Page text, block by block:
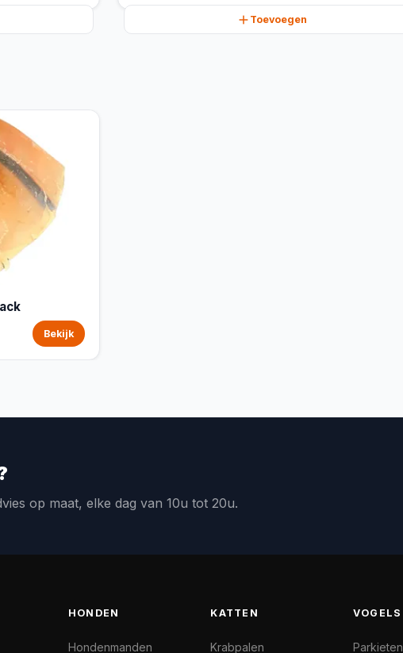
Toevoegen
Bekijk
op maat, elke dag van 10u tot 20u.
HONDEN
Hondenmanden
KATTEN
Krabpalen
VOGELS
Parkieten